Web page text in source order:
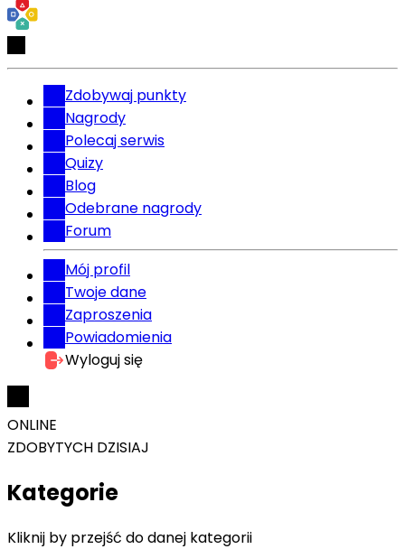
Zdobywaj punkty
Nagrody
Polecaj serwis
Quizy
Blog
Odebrane nagrody
Forum
Mój profil
Twoje dane
Zaproszenia
Powiadomienia
Wyloguj się
ONLINE
ZDOBYTYCH DZISIAJ
Kategorie
Kliknij by przejść do danej kategorii